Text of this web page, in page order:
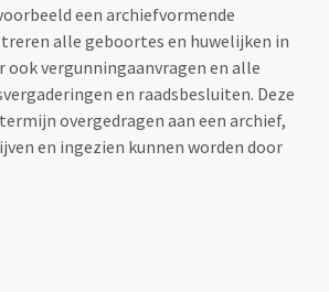
een archiefvormende
alle geboortes en huwelijken in
ook vergunningaanvragen en alle
en raadsbesluiten. Deze
overgedragen aan een archief,
en ingezien kunnen worden door